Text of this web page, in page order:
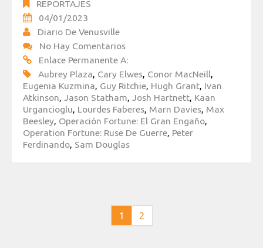
REPORTAJES
04/01/2023
Diario De Venusville
No Hay Comentarios
Enlace Permanente A:
Aubrey Plaza, Cary Elwes, Conor MacNeill,
Eugenia Kuzmina, Guy Ritchie, Hugh Grant, Ivan
Atkinson, Jason Statham, Josh Hartnett, Kaan
Urgancioglu, Lourdes Faberes, Marn Davies, Max
Beesley, Operación Fortune: El Gran Engaño,
Operation Fortune: Ruse De Guerre, Peter
Ferdinando, Sam Douglas
1 2